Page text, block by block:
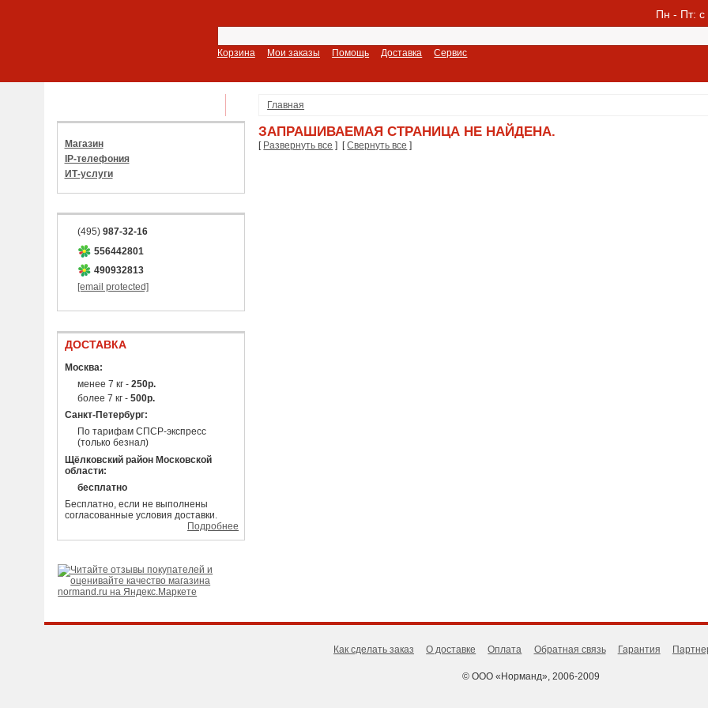
Пн - Пт: c
Корзина Мои заказы Помощь Доставка Сервис
Магазин
IP-телефония
ИТ-услуги
(495) 987-32-16
556442801
490932813
[email protected]
ДОСТАВКА
Москва:
менее 7 кг - 250р.
более 7 кг - 500р.
Санкт-Петербург:
По тарифам СПСР-экспресс
(только безнал)
Щёлковский район Московской
области:
бесплатно
Бесплатно, если не выполнены
согласованные условия доставки.
Подробнее
Главная
ЗАПРАШИВАЕМАЯ СТРАНИЦА НЕ НАЙДЕНА.
[ Развернуть все ] [Свернуть все ]
Как сделать заказ О доставке Оплата Обратная связь Гарантия
© ООО «Норманд», 2006-2009